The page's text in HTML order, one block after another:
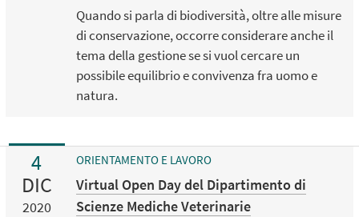
Quando si parla di biodiversità, oltre alle misure
di conservazione, occorre considerare anche il
tema della gestione se si vuol cercare un
possibile equilibrio e convivenza fra uomo e
natura.
4
DIC
2020
ORIENTAMENTO E LAVORO
Virtual Open Day del Dipartimento di
Scienze Mediche Veterinarie